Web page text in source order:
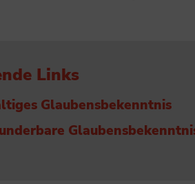
Links
Glaubensbekenntnis